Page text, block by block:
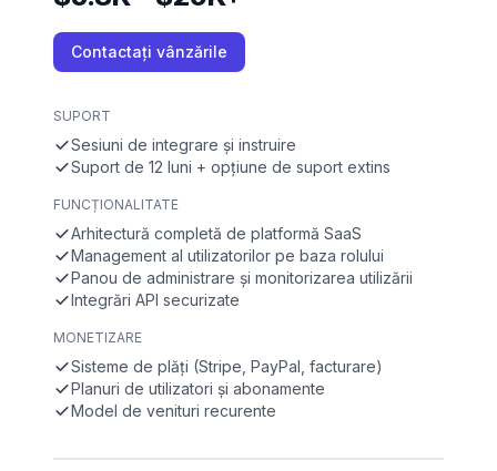
Contactați vânzările
SUPORT
Sesiuni de integrare și instruire
Suport de 12 luni + opțiune de suport extins
FUNCȚIONALITATE
Arhitectură completă de platformă SaaS
Management al utilizatorilor pe baza rolului
Panou de administrare și monitorizarea utilizării
Integrări API securizate
MONETIZARE
Sisteme de plăți (Stripe, PayPal, facturare)
Planuri de utilizatori și abonamente
Model de venituri recurente